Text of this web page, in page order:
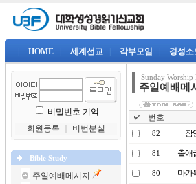
HOME 세계선교 각부모임 경성소
비밀번호 기억
회원등록
비번분실
Bible Study
주일예배메시지
Sunday Worship
주일예배메
번호
82 잠
81 출애
80 마가